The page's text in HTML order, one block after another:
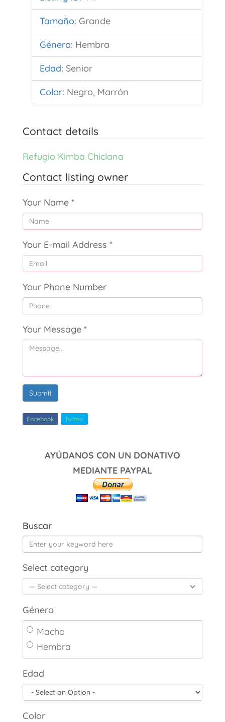
Tamaño: Grande
Género: Hembra
Edad: Senior
Color: Negro, Marrón
Contact details
Refugio Kimba Chiclana
Contact listing owner
Your Name *
Your E-mail Address *
Your Phone Number
Your Message *
Submit
Facebook Twitter
AYÚDANOS CON UN DONATIVO
MEDIANTE PAYPAL
Buscar
Select category
Género
Macho
Hembra
Edad
Color